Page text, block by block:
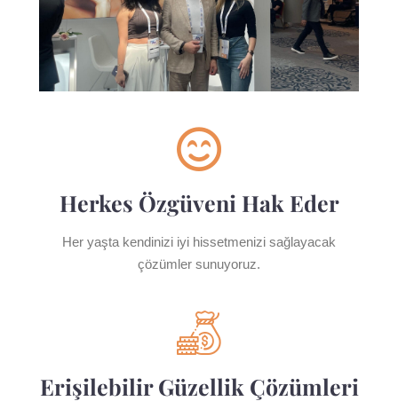
Herkes Özgüveni Hak Eder
Her yaşta kendinizi iyi hissetmenizi sağlayacak
çözümler sunuyoruz.
Erişilebilir Güzellik Çözümleri